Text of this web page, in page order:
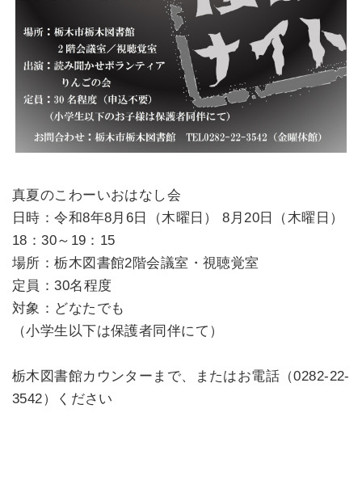
真夏のこわーいおはなし会
日時：令和8年8月6日（木曜日） 8月20日（木曜日）
18：30～19：15
場所：栃木図書館2階会議室・視聴覚室
定員：30名程度
対象：どなたでも
（小学生以下は保護者同伴にて）
栃木図書館カウンターまで、またはお電話（0282-22-
3542）ください